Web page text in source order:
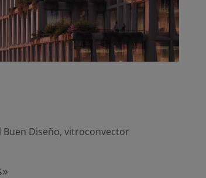
Buen Diseño, vitroconvector